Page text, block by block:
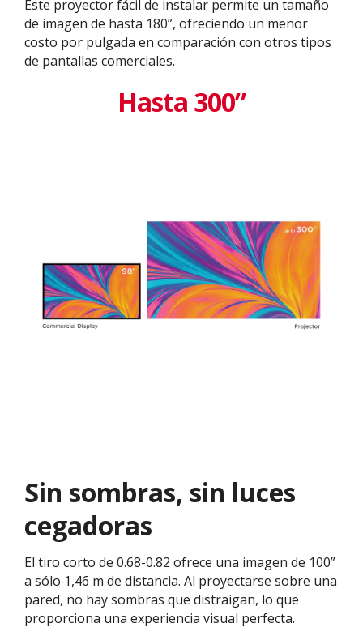
Este proyector fácil de instalar permite un tamaño
de imagen de hasta 180”, ofreciendo un menor
costo por pulgada en comparación con otros tipos
de pantallas comerciales.
Hasta 300”
Sin sombras, sin luces
cegadoras
El tiro corto de 0.68-0.82 ofrece una imagen de 100”
a sólo 1,46 m de distancia. Al proyectarse sobre una
pared, no hay sombras que distraigan, lo que
proporciona una experiencia visual perfecta.